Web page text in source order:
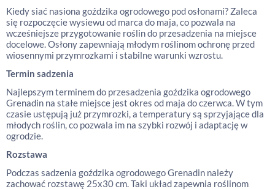
Kiedy siać nasiona goździka ogrodowego pod osłonami? Zaleca
się rozpoczęcie wysiewu od marca do maja, co pozwala na
wcześniejsze przygotowanie roślin do przesadzenia na miejsce
docelowe. Osłony zapewniają młodym roślinom ochronę przed
wiosennymi przymrozkami i stabilne warunki wzrostu.
Termin sadzenia
Najlepszym terminem do przesadzenia goździka ogrodowego
Grenadin na stałe miejsce jest okres od maja do czerwca. W tym
czasie ustępują już przymrozki, a temperatury są sprzyjające dla
młodych roślin, co pozwala im na szybki rozwój i adaptację w
ogrodzie.
Rozstawa
Podczas sadzenia goździka ogrodowego Grenadin należy
zachować rozstawę 25x30 cm. Taki układ zapewnia roślinom